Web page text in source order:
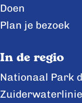
Doen
Plan je bezoek
In de regio
Nationaal Park
Zuiderwaterlinie